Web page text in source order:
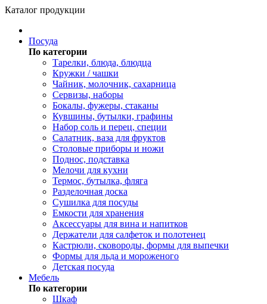
Каталог продукции
Посуда
По категории
Тарелки, блюда, блюдца
Кружки / чашки
Чайник, молочник, сахарница
Сервизы, наборы
Бокалы, фужеры, стаканы
Кувшины, бутылки, графины
Набор соль и перец, специи
Салатник, ваза для фруктов
Столовые приборы и ножи
Поднос, подставка
Мелочи для кухни
Термос, бутылка, фляга
Разделочная доска
Сушилка для посуды
Емкости для хранения
Аксессуары для вина и напитков
Держатели для салфеток и полотенец
Кастрюли, сковороды, формы для выпечки
Формы для льда и мороженого
Детская посуда
Мебель
По категории
Шкаф